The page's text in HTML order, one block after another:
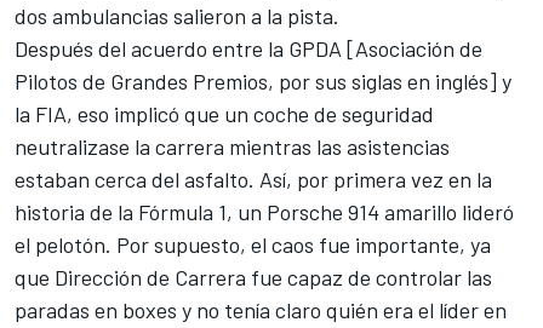
dos ambulancias salieron a la pista.
Después del acuerdo entre la GPDA [Asociación de
Pilotos de Grandes Premios, por sus siglas en inglés] y
la FIA, eso implicó que un coche de seguridad
neutralizase la carrera mientras las asistencias
estaban cerca del asfalto. Así, por primera vez en la
historia de la Fórmula 1, un Porsche 914 amarillo lideró
el pelotón. Por supuesto, el caos fue importante, ya
que Dirección de Carrera fue capaz de controlar las
paradas en boxes y no tenía claro quién era el líder en